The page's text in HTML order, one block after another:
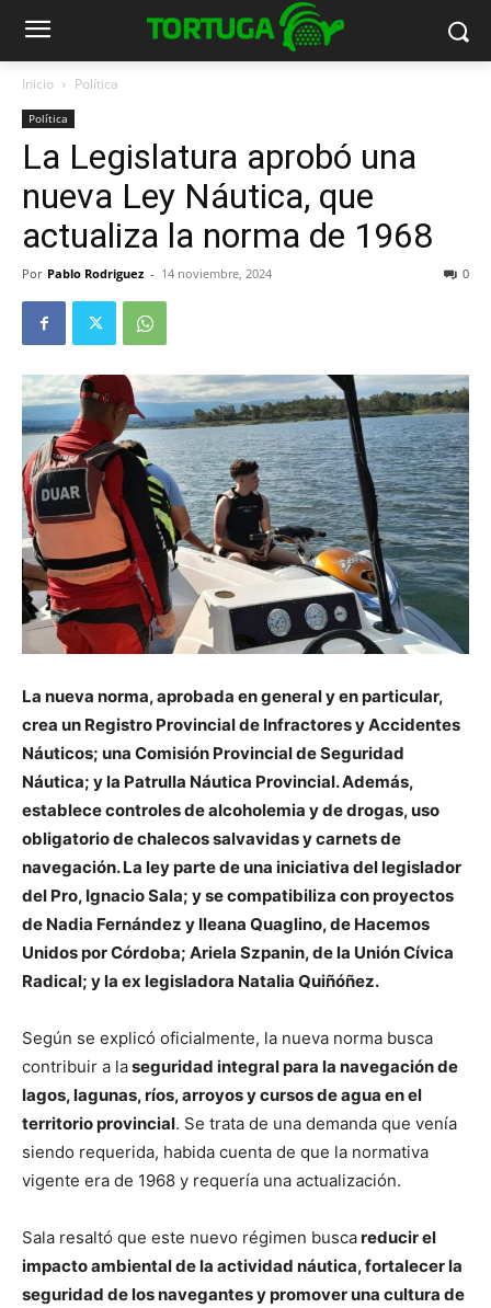
Inicio Política
Política
La Legislatura aprobó una
nueva Ley Náutica, que
actualiza la norma de 1968
Por Pablo Rodriguez - 14 noviembre, 2024 0
La nueva norma, aprobada en general y en particular,
crea un Registro Provincial de Infractores y Accidentes
Náuticos; una Comisión Provincial de Seguridad
Náutica; y la Patrulla Náutica Provincial. Además,
establece controles de alcoholemia y de drogas, uso
obligatorio de chalecos salvavidas y carnets de
navegación. La ley parte de una iniciativa del legislador
del Pro, Ignacio Sala; y se compatibiliza con proyectos
de Nadia Fernández y Ileana Quaglino, de Hacemos
Unidos por Córdoba; Ariela Szpanin, de la Unión Cívica
Radical; y la ex legisladora Natalia Quiñóñez.
Según se explicó oficialmente, la nueva norma busca
contribuir a laseguridad integral para la navegación de
lagos, lagunas, ríos, arroyos y cursos de agua en el
territorio provincial. Se trata de una demanda que venía
siendo requerida, habida cuenta de que la normativa
vigente era de 1968 y requería una actualización.
Sala resaltó que este nuevo régimen buscareducir el
impacto ambiental de la actividad náutica, fortalecer la
seguridad de los navegantes y promover una cultura de